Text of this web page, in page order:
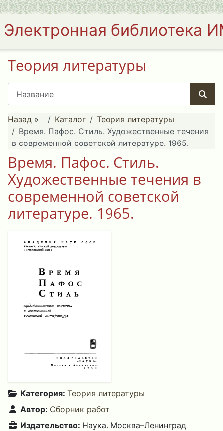
Электронная библиотека
Теория литературы
Назад » Каталог
Теория литературы
Время. Пафос. Стиль. Художественные течения
в современной советской литературе. 1965.
Время. Пафос. Стиль.
Художественные течения в
современной советской
литературе. 1965.
Категория: Теория литературы
Автор: Сборник работ
Издательство: Наука. Москва–Ленинград